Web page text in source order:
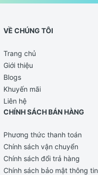
VỀ CHÚNG TÔI
Trang chủ
Giới thiệu
Blogs
Khuyến mãi
Liên hệ
CHÍNH SÁCH BÁN HÀNG
Phương thức thanh toán
Chính sách vận chuyển
Chính sách đổi trả hàng
Chính sách bảo mật thông tin